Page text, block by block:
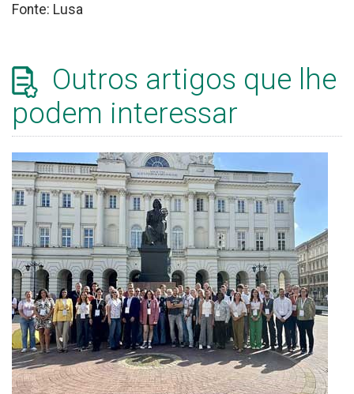
Fonte: Lusa
Outros artigos que lhe
podem interessar